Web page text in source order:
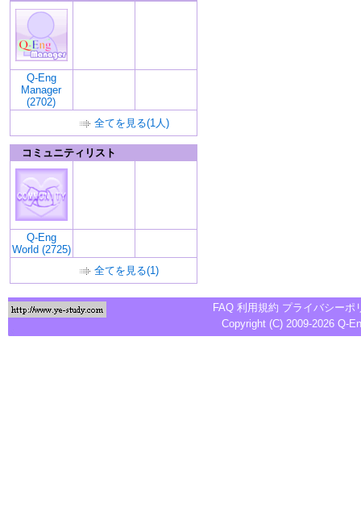
Q-Eng
Manager
(2702)
全てを見る(1人)
コミュニティリスト
Q-Eng
World (2725)
全てを見る(1)
FAQ 利用規約 プライバシーポ
Copyright (C) 2009-2026 Q-